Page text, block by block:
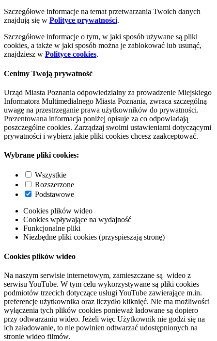
Szczegółowe informacje na temat przetwarzania Twoich danych
znajdują się w Polityce prywatności.
Szczegółowe informacje o tym, w jaki sposób używane są pliki
cookies, a także w jaki sposób można je zablokować lub usunąć,
znajdziesz w Polityce cookies.
Cenimy Twoją prywatność
Urząd Miasta Poznania odpowiedzialny za prowadzenie Miejskiego
Informatora Multimedialnego Miasta Poznania, zwraca szczególną
uwagę na przestrzeganie prawa użytkowników do prywatności.
Prezentowana informacja poniżej opisuje za co odpowiadają
poszczególne cookies. Zarządzaj swoimi ustawieniami dotyczącymi
prywatności i wybierz jakie pliki cookies chcesz zaakceptować.
Wybrane pliki cookies:
Wszystkie
Rozszerzone
Podstawowe
Cookies plików wideo
Cookies wpływające na wydajność
Funkcjonalne pliki
Niezbędne pliki cookies (przyspieszają stronę)
Cookies plików wideo
Na naszym serwisie internetowym, zamieszczane są wideo z
serwisu YouTube. W tym celu wykorzystywane są pliki cookies
podmiotów trzecich dotyczące usługi YouTube zawierające m.in.
preferencje użytkownika oraz liczydło kliknięć. Nie ma możliwości
wyłączenia tych plików cookies ponieważ ładowane są dopiero
przy odtwarzaniu wideo. Jeżeli więc Użytkownik nie godzi się na
ich załadowanie, to nie powinien odtwarzać udostępnionych na
stronie wideo filmów.